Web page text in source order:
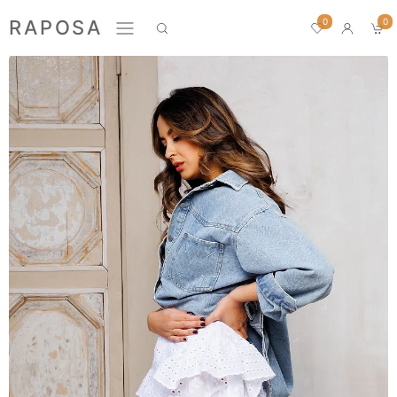
RAPOSA 0 0
Новинки
Домашний текстиль
ПРЕМИУМ
БЛУЗЫ
БРЮКИ
ЖАКЕТЫ
ЛОНГСЛИВЫ
ПИЖАМЫ
ПЛАТЬЯ
РУБАШКИ
СВИТШОТЫ